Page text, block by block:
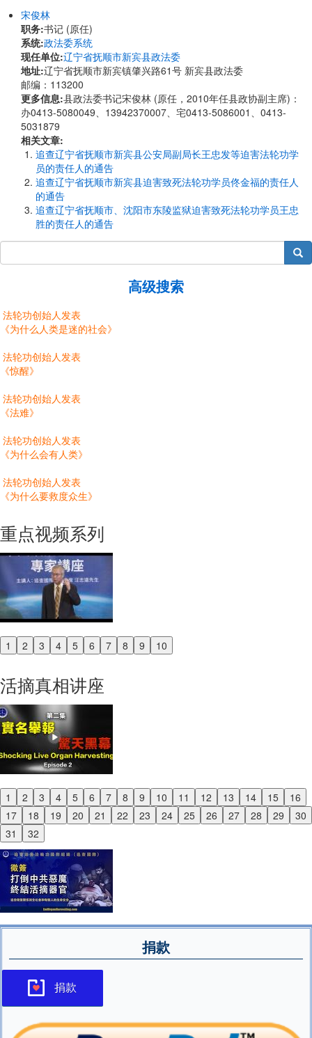
宋俊林
职务:书记 (原任)
系统:政法委系统
现任单位:辽宁省抚顺市新宾县政法委
地址:​辽宁省抚顺市新宾镇肇兴路61号 新宾县政法委
邮编：113200
更多信息:县政法委书记宋俊林 (原任，2010年任县政协副主席)：
办0413-5080049、13942370007、宅0413-5086001、0413-
5031879
相关文章:
追查辽宁省抚顺市新宾县公安局副局长王忠发等迫害法轮功学
员的责任人的通告
追查辽宁省抚顺市新宾县迫害致死法轮功学员佟金福的责任人
的通告
追查辽宁省抚顺市、沈阳市东陵监狱迫害致死法轮功学员王忠
胜的责任人的通告
搜索
高级搜索
法轮功创始人发表
《为什么人类是迷的社会》
法轮功创始人发表
《惊醒》
法轮功创始人发表
《法难》
法轮功创始人发表
《为什么会有人类》
法轮功创始人发表
《为什么要救度众生》
重点视频系列
1 2 3 4 5 6 7 8 9 10
Previous
活摘真相讲座
1 2 3 4 5 6 7 8 9 10 11 12 13 14 15
16
17
18 19 20 21 22 23 24 25 26 27 28 29
30
31
32
Previous
Next
捐款
捐款